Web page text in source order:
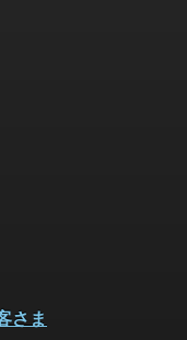
さま